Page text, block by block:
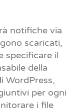
notifiche via
scaricati,
specificare il
della
WordPress,
per ogni
i file